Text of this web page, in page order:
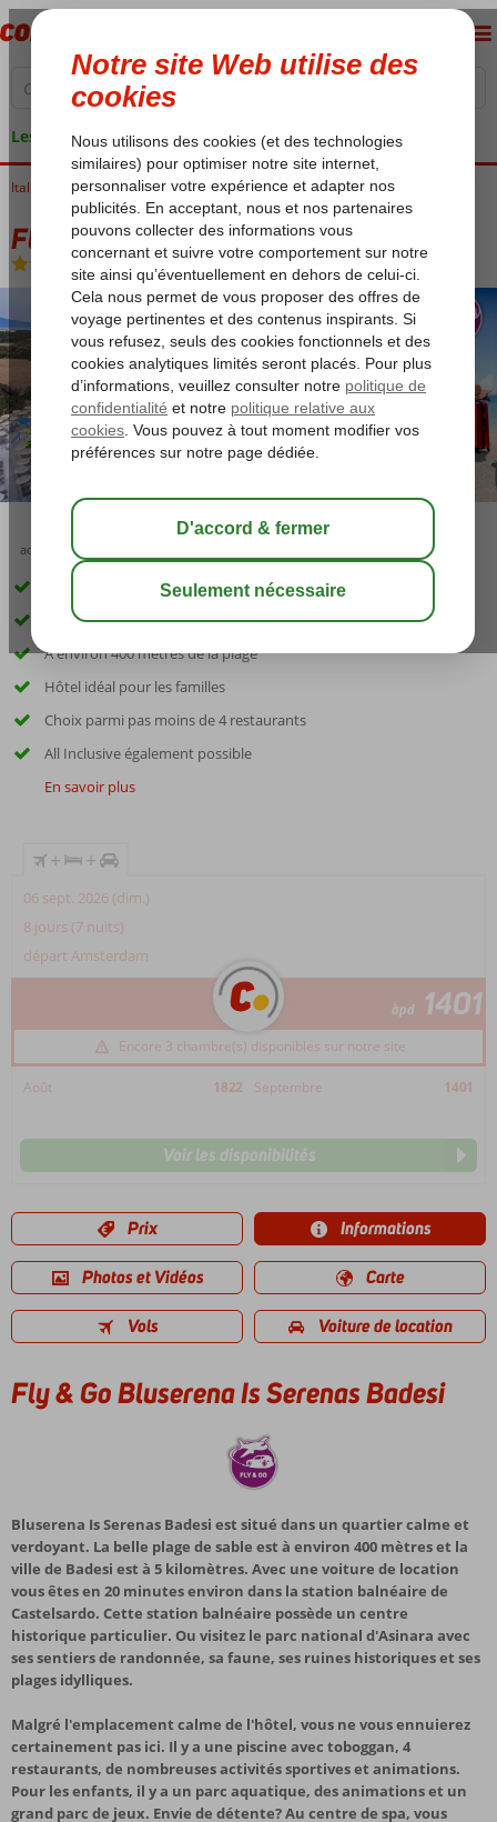
Les garanties de vacances
Italie Sardaigne Castelsardo Fly & Go Bluserena Is Serenas Badesi
Fly & Go Bluserena Is Serenas Badesi
All Inclusive-Hôtel
août 28° C sauver
Voiture de location incluse
Situé dans un quartier calme et verdoyant
A environ 400 mètres de la plage
Hôtel idéal pour les familles
Choix parmi pas moins de 4 restaurants
All Inclusive également possible
En savoir plus
+ +
06 sept. 2026 (dim.)
8 jours (7 nuits)
départ Amsterdam
àpd 1401
Encore 3 chambre(s) disponibles sur notre site
Août 1822 Septembre 1401
Voir les disponibilités
Prix Informations
Photos et Vidéos Carte
Vols Voiture de location
Fly & Go Bluserena Is Serenas Badesi
Bluserena Is Serenas Badesi est situé dans un quartier calme et
verdoyant. La belle plage de sable est à environ 400 mètres et la
ville de Badesi est à 5 kilomètres. Avec une voiture de location
vous êtes en 20 minutes environ dans la station balnéaire de
Castelsardo. Cette station balnéaire possède un centre
historique particulier. Ou visitez le parc national d'Asinara avec
ses sentiers de randonnée, sa faune, ses ruines historiques et ses
plages idylliques.
Malgré l'emplacement calme de l'hôtel, vous ne vous ennuierez
certainement pas ici. Il y a une piscine avec toboggan, 4
restaurants, de nombreuses activités sportives et animations.
Pour les enfants, il y a un parc aquatique, des animations et un
grand parc de jeux. Envie de détente? Au centre de spa, vous